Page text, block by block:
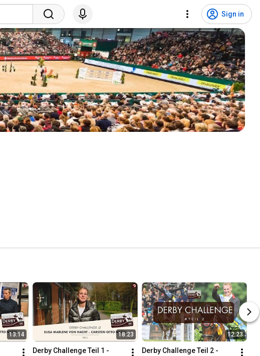
Sign in
13:14 18:23
Derby Challenge Teil 1 -
12:23
Derby Challenge Teil 2 -